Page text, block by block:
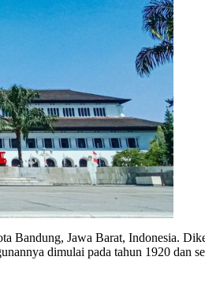
Bandung, Jawa Barat, Indonesia.
dimulai pada tahun 1920 dan